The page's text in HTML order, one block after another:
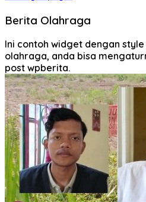
Berita Olahraga
Ini contoh widget dengan
olahraga, anda bisa
post wpberita.